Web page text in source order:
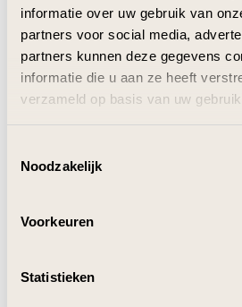
informatie over uw gebruik van
partners voor social media,
partners kunnen deze gegevens
informatie die u aan ze heeft
verzameld op basis van uw
Noodzakelijk
Voorkeuren
Statistieken